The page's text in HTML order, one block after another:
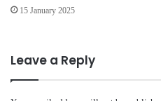
15 January 2025
Leave a Reply